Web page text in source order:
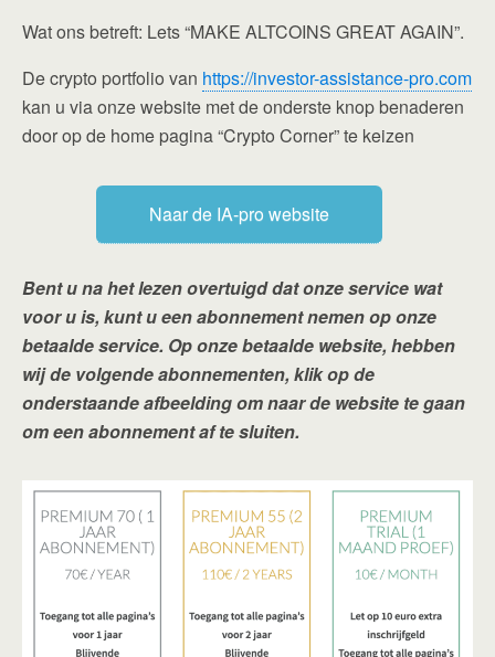
Wat ons betreft: Lets “MAKE ALTCOINS GREAT AGAIN”.
De crypto portfolio van https://investor-assistance-pro.com
kan u via onze website met de onderste knop benaderen
door op de home pagina “Crypto Corner” te keizen
Naar de IA-pro website
Bent u na het lezen overtuigd dat onze service wat
voor u is, kunt u een abonnement nemen op onze
betaalde service. Op onze betaalde website, hebben
wij de volgende abonnementen, klik op de
onderstaande afbeelding om naar de website te gaan
om een abonnement af te sluiten.